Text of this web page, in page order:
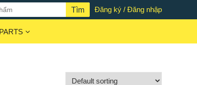
Đăng ký / Đăng nhập